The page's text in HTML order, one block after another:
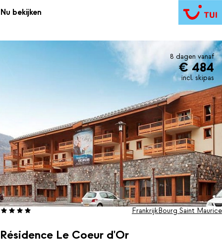
Nu bekijken
8 dagen vanaf
€ 484
incl. skipas
Résidence Le Coeur d'Or
FrankrijkBourg Saint Maurice